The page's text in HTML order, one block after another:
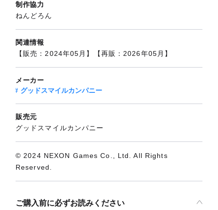
制作協力
ねんどろん
関連情報
【販売：2024年05月】【再販：2026年05月】
メーカー
グッドスマイルカンパニー
販売元
グッドスマイルカンパニー
© 2024 NEXON Games Co., Ltd. All Rights
Reserved.
ご購入前に必ずお読みください